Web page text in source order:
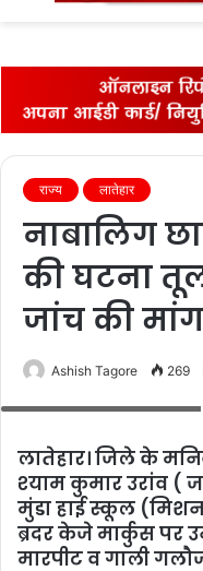
राज्‍य लातेहार
नाबालिग
की घटना
जांच की
Ashish Tagore 269
लातेहार। जिले के
श्‍याम कुमार उरांव (
मुंडा हाई स्‍कूल
ब्रदर केजे मार्कुस
मारपीट व गाली